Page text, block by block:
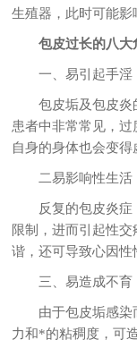
生殖器，此时可能影
包皮过长的八大
一、易引起手淫
包皮垢及包皮炎
患者中非常常见，
自身的身体也会变得
二易影响性生活
反复的包皮炎
限制，进而引起性
谐，还可导致心因性
三、易造成不育
由于包皮垢感
力和*的粘稠度，可